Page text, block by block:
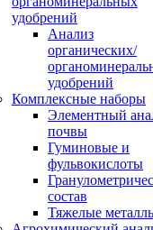
удобрений
Анализ
органических/
удобрений
Комплексные наборы
Элементный
почвы
Гуминовые и
фульвокислоты
состав
Тяжелые